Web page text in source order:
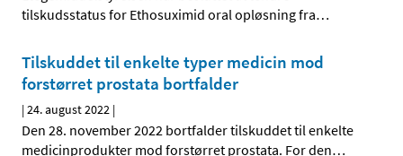
tilskudsstatus for Ethosuximid oral opløsning fra…
Tilskuddet til enkelte typer medicin mod
forstørret prostata bortfalder
|24. august 2022 |
Den 28. november 2022 bortfalder tilskuddet til enkelte
medicinprodukter mod forstørret prostata. For den…